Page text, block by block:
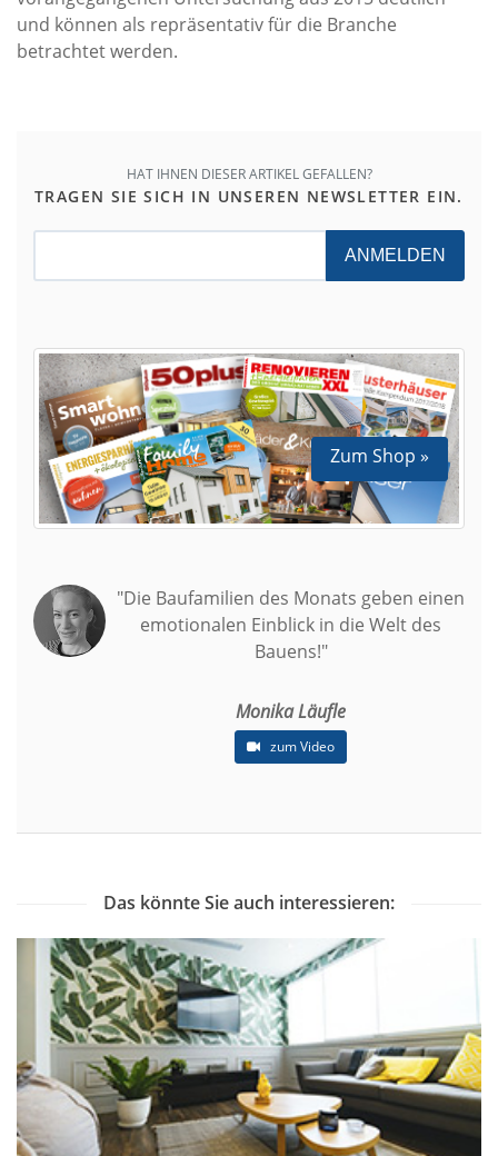
und können als repräsentativ für die Branche
betrachtet werden.
HAT IHNEN DIESER ARTIKEL GEFALLEN?
TRAGEN SIE SICH IN UNSEREN NEWSLETTER EIN.
ANMELDEN
Zum Shop »
"Die Baufamilien des Monats geben einen
emotionalen Einblick in die Welt des
Bauens!"
Monika Läufle
zum Video
Das könnte Sie auch interessieren: